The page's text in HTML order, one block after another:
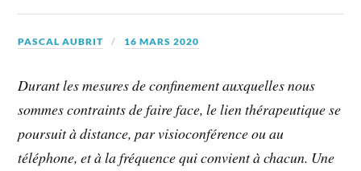
PASCAL AUBRIT 16 MARS 2020
Durant les mesures de confinement auxquelles nous
sommes contraints de faire face, le lien thérapeutique se
poursuit à distance, par visioconférence ou au
téléphone, et à la fréquence qui convient à chacun. Une